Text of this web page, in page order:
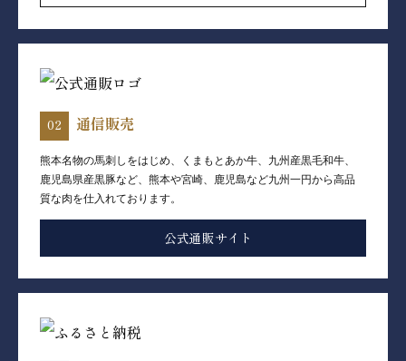
通信販売
熊本名物の馬刺しをはじめ、くまもとあか牛、九州産黒毛和牛、
鹿児島県産黒豚など、熊本や宮崎、鹿児島など九州一円から高品
質な肉を仕入れております。
公式通販サイト